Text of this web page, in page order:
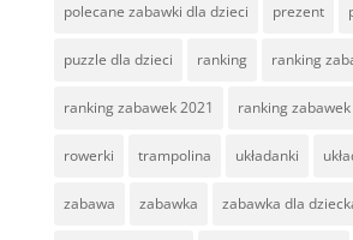
polecane zabawki dla dzieci prezent
puzzle dla dzieci ranking ranking
ranking zabawek 2021 ranking
rowerki trampolina układanki
zabawa zabawka zabawka dla